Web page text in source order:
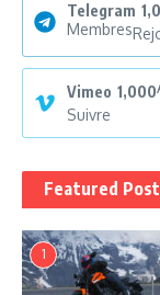
Telegram
Membres
Vimeo 1,000
Suivre
Featured
1